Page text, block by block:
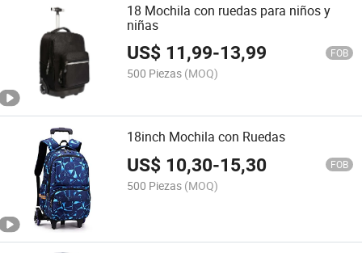
18 Mochila con ruedas para niños y
niñas
US$ 11,99-13,99 FOB
500 Piezas (MOQ)
18inch Mochila con Ruedas
US$ 10,30-15,30 FOB
500 Piezas (MOQ)